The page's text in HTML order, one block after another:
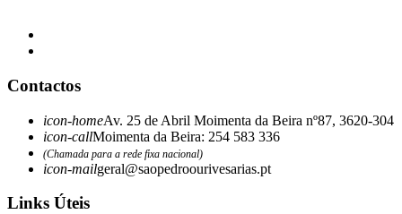
Contactos
icon-homeAv. 25 de Abril Moimenta da Beira nº87, 3620-304
icon-callMoimenta da Beira: 254 583 336
(Chamada para a rede fixa nacional)
icon-mailgeral@saopedroourivesarias.pt
Links Úteis